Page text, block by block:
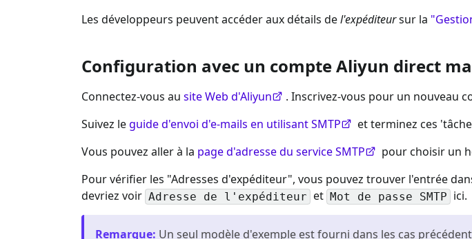
Les développeurs peuvent accéder aux détails del'expéditeursur la
Configuration avec un compte Aliyun direct
Connectez-vous au site Web d'Aliyun
. Inscrivez-vous pour un nouveau
Suivez leguide d'envoi d'e-mails en utilisant SMTP
et terminez ces
Vous pouvez aller à la page d'adresse du service SMTP
pour choisir un
Pour vérifier les "Adresses d'expéditeur", vous pouvez trouver l'entrée
devriez voir Adresse de l'expéditeur et Mot de passe SMTP ici.
Remarque: Un seul modèle d'exemple est fourni dans les cas